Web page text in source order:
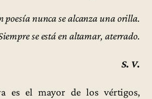
poesía nunca se alcanza una orilla.
se está en altamar, aterrado.
S. V.
es el mayor de los vértigos,